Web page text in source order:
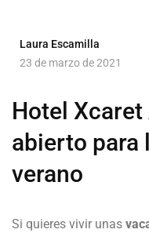
Laura Escamilla
23 de marzo de 2021
Hotel
abierto para
verano
Si quieres vivir unas